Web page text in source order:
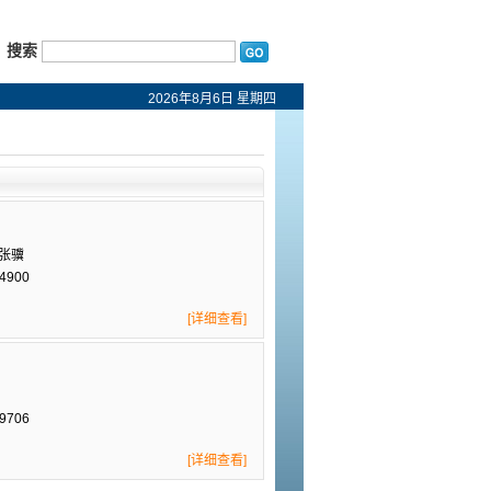
搜索
2026年8月6日 星期四
骥
[详细查看]
[详细查看]